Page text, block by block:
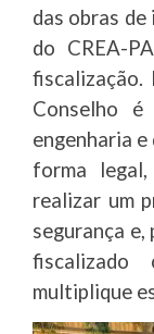
das obras
do CREA-
fiscalização.
Conselho
engenharia
forma
realizar um
segurança
fiscalizado
multiplique